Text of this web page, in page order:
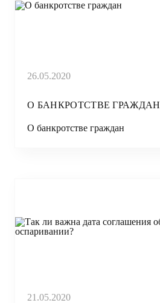
26.05.2020
О БАНКРОТСТВЕ ГРАЖДАН
О банкротстве граждан
21.05.2020